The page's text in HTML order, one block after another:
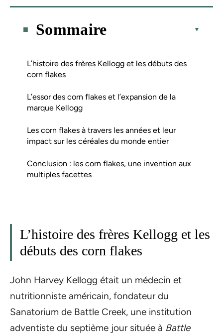
Sommaire
L’histoire des frères Kellogg et les débuts des
corn flakes
L’essor des corn flakes et l’expansion de la
marque Kellogg
Les corn flakes à travers les années et leur
impact sur les céréales du monde entier
Conclusion : les corn flakes, une invention aux
multiples facettes
L’histoire des frères Kellogg et les
débuts des corn flakes
John Harvey Kellogg était un médecin et
nutritionniste américain, fondateur du
Sanatorium de Battle Creek, une institution
adventiste du septième jour située à Battle